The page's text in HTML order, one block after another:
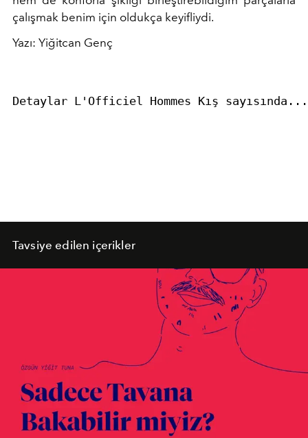
çalışmak benim için oldukça keyifliydi.
Yazı: Yiğitcan Genç
Detaylar L'Officiel Hommes Kış
Tavsiye edilen içerikler